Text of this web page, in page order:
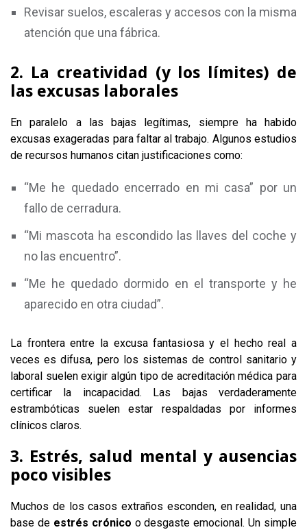
Revisar suelos, escaleras y accesos con la misma
atención que una fábrica.
2. La creatividad (y los límites) de
las excusas laborales
En paralelo a las bajas legítimas, siempre ha habido
excusas exageradas para faltar al trabajo. Algunos estudios
de recursos humanos citan justificaciones como:
“Me he quedado encerrado en mi casa” por un
fallo de cerradura.
“Mi mascota ha escondido las llaves del coche y
no las encuentro”.
“Me he quedado dormido en el transporte y he
aparecido en otra ciudad”.
La frontera entre la excusa fantasiosa y el hecho real a
veces es difusa, pero los sistemas de control sanitario y
laboral suelen exigir algún tipo de acreditación médica para
certificar la incapacidad. Las bajas verdaderamente
estrambóticas suelen estar respaldadas por informes
clínicos claros.
3. Estrés, salud mental y ausencias
poco visibles
Muchos de los casos extraños esconden, en realidad, una
base de estrés crónico o desgaste emocional. Un simple